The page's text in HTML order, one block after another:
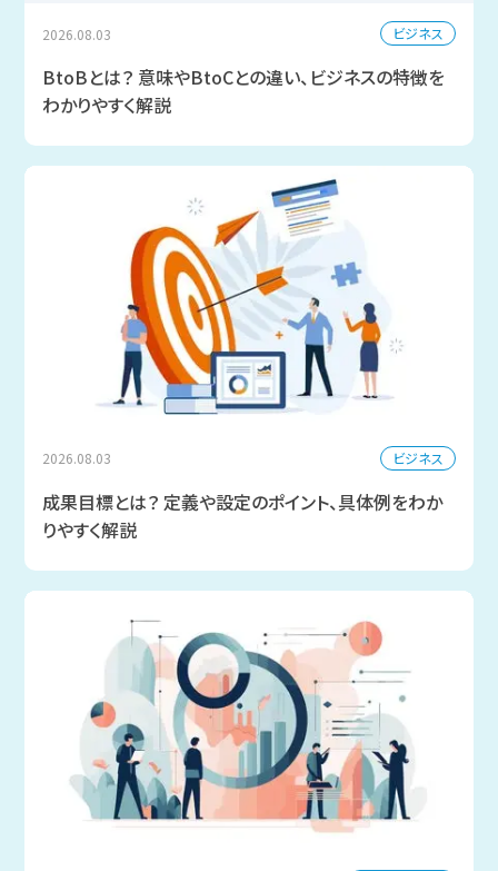
2026.08.03 ビジネス
BtoBとは？ 意味やBtoCとの違い、ビジネスの特徴を
わかりやすく解説
2026.08.03 ビジネス
成果目標とは？ 定義や設定のポイント、具体例をわか
りやすく解説